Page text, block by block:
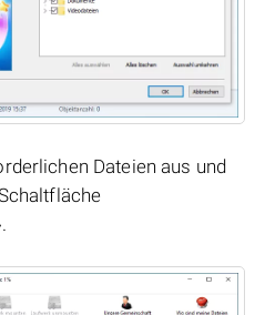
Dateien aus und